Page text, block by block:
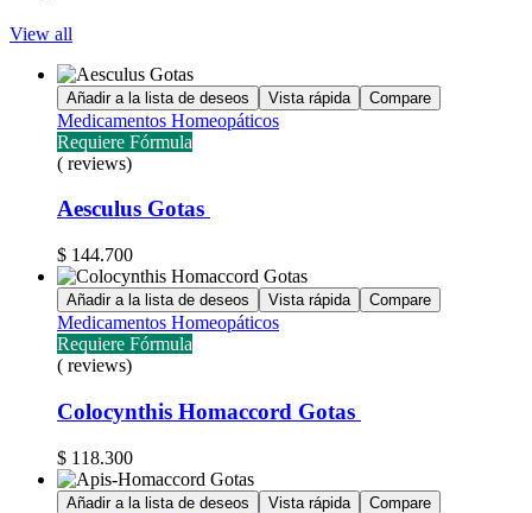
View all
Añadir a la lista de deseos Vista rápida Compare
Medicamentos Homeopáticos
Requiere Fórmula
( reviews)
Aesculus Gotas
$ 144.700
Añadir a la lista de deseos Vista rápida Compare
Medicamentos Homeopáticos
Requiere Fórmula
( reviews)
Colocynthis Homaccord Gotas
$ 118.300
Añadir a la lista de deseos Vista rápida Compare